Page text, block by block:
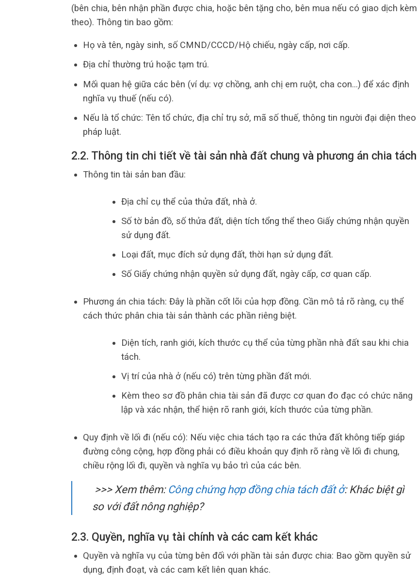
(bên chia, bên nhận phần được chia, hoặc bên tặng cho, bên mua nếu có giao dịch kèm
theo). Thông tin bao gồm:
Họ và tên, ngày sinh, số CMND/CCCD/Hộ chiếu, ngày cấp, nơi cấp.
Địa chỉ thường trú hoặc tạm trú.
Mối quan hệ giữa các bên (ví dụ: vợ chồng, anh chị em ruột, cha con…) để xác định
nghĩa vụ thuế (nếu có).
Nếu là tổ chức: Tên tổ chức, địa chỉ trụ sở, mã số thuế, thông tin người đại diện theo
pháp luật.
2.2. Thông tin chi tiết về tài sản nhà đất chung và phương án chia tách
Thông tin tài sản ban đầu:
Địa chỉ cụ thể của thửa đất, nhà ở.
Số tờ bản đồ, số thửa đất, diện tích tổng thể theo Giấy chứng nhận quyền
sử dụng đất.
Loại đất, mục đích sử dụng đất, thời hạn sử dụng đất.
Số Giấy chứng nhận quyền sử dụng đất, ngày cấp, cơ quan cấp.
Phương án chia tách: Đây là phần cốt lõi của hợp đồng. Cần mô tả rõ ràng, cụ thể
cách thức phân chia tài sản thành các phần riêng biệt.
Diện tích, ranh giới, kích thước cụ thể của từng phần nhà đất sau khi chia
tách.
Vị trí của nhà ở (nếu có) trên từng phần đất mới.
Kèm theo sơ đồ phân chia tài sản đã được cơ quan đo đạc có chức năng
lập và xác nhận, thể hiện rõ ranh giới, kích thước của từng phần.
Quy định về lối đi (nếu có): Nếu việc chia tách tạo ra các thửa đất không tiếp giáp
đường công cộng, hợp đồng phải có điều khoản quy định rõ ràng về lối đi chung,
chiều rộng lối đi, quyền và nghĩa vụ bảo trì của các bên.
>>> Xem thêm: Công chứng hợp đồng chia tách đất ở: Khác biệt gì
so với đất nông nghiệp?
2.3. Quyền, nghĩa vụ tài chính và các cam kết khác
Quyền và nghĩa vụ của từng bên đối với phần tài sản được chia: Bao gồm quyền sử
dụng, định đoạt, và các cam kết liên quan khác.